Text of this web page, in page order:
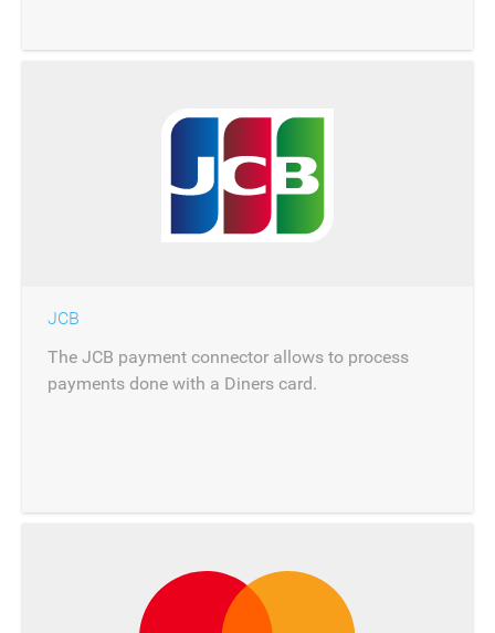
JCB
The JCB payment connector allows to process
payments done with a Diners card.